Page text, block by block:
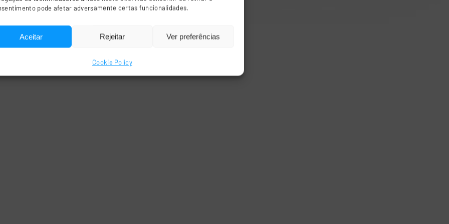
pode afetar adversamente certas funcionalidades.
Aceitar Rejeitar Ver preferências
Cookie Policy